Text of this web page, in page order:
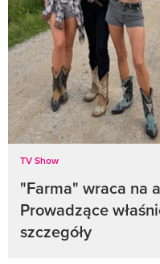
TV Show
"Farma" wraca na
Prowadzące
szczegóły